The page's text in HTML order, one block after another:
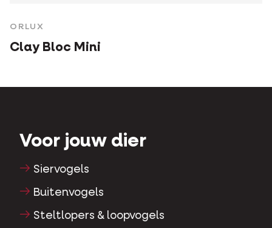
ORLUX
Clay Bloc Mini
Voor jouw dier
Siervogels
Buitenvogels
Steltlopers & loopvogels